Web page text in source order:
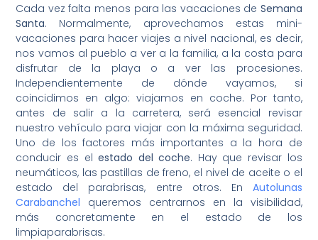
Cada vez falta menos para las vacaciones de Semana
Santa. Normalmente, aprovechamos estas mini-
vacaciones para hacer viajes a nivel nacional, es decir,
nos vamos al pueblo a ver a la familia, a la costa para
disfrutar de la playa o a ver las procesiones.
Independientemente de dónde vayamos, si
coincidimos en algo: viajamos en coche. Por tanto,
antes de salir a la carretera, será esencial revisar
nuestro vehículo para viajar con la máxima seguridad.
Uno de los factores más importantes a la hora de
conducir es elestado del coche. Hay que revisar los
neumáticos, las pastillas de freno, el nivel de aceite o el
estado del parabrisas, entre otros. En Autolunas
Carabanchel queremos centrarnos en la visibilidad,
más concretamente en el estado de los
limpiaparabrisas.